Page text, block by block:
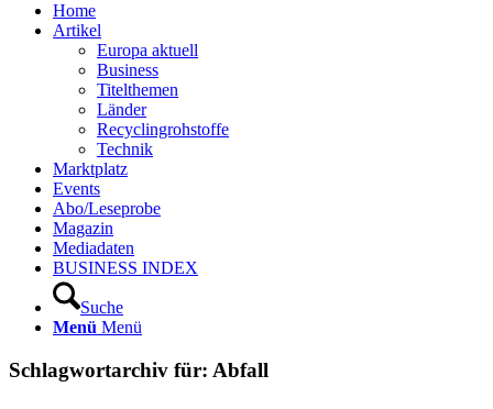
Home
Artikel
Europa aktuell
Business
Titelthemen
Länder
Recyclingrohstoffe
Technik
Marktplatz
Events
Abo/Leseprobe
Magazin
Mediadaten
BUSINESS INDEX
Suche
Menü Menü
Schlagwortarchiv für: Abfall